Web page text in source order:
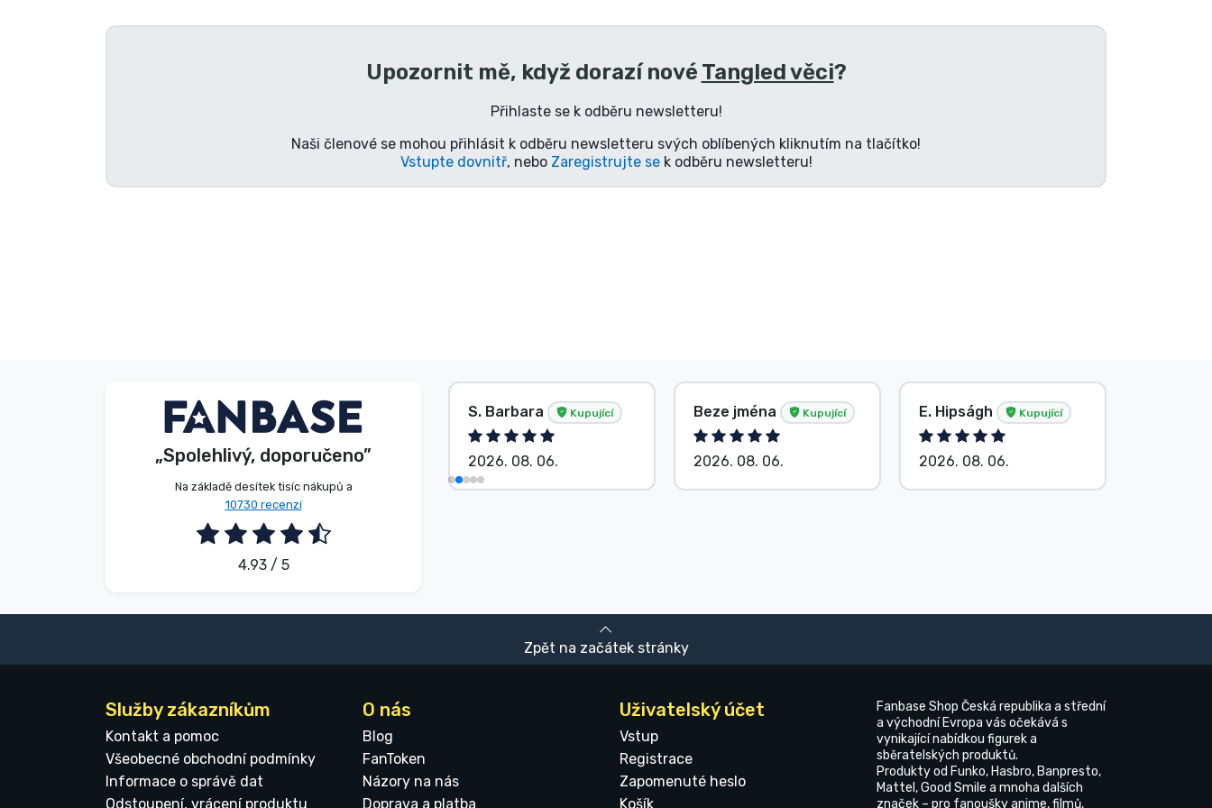
Upozornit mě, když dorazí nové Tangled věci?
Přihlaste se k odběru newsletteru!
Naši členové se mohou přihlásit k odběru newsletteru svých oblíbených kliknutím na tlačítko!
Vstupte dovnitř, nebo Zaregistrujte sek odběru newsletteru!
„Spolehlivý, doporučeno”
Na základě desítek tisíc nákupů a
10730 recenzí
4.93 / 5
V. Éva Kupující
2026. 08. 06.
S. Barbara Kupující
2026. 08. 06.
Beze jména Kupující
2026. 08. 06.
E. Hipságh Kupující
2026. 08. 06.
Zpět na začátek stránky
Služby zákazníkům
Kontakt a pomoc
Všeobecné obchodní podmínky
Informace o správě dat
Odstoupení, vrácení produktu
O nás
Blog
FanToken
Názory na nás
Doprava a platba
Uživatelský účet
Vstup
Registrace
Zapomenuté heslo
Košík
Fanbase Shop Česká republika a střední
a východní Evropa vás očekává s
vynikající nabídkou figurek a
sběratelských produktů.
Produkty od Funko, Hasbro, Banpresto,
Mattel, Good Smile a mnoha dalších
značek – pro fanoušky anime, filmů,
Seriálové věci
Anime věci